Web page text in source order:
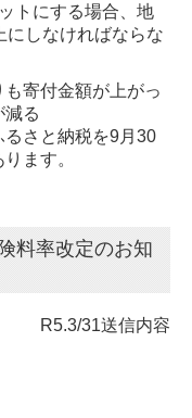
トにする場合、地
に しなければならな
寄付金額が上がっ
減る
るさと納税を9月30
ます。
料率改定のお知
R5.3/31送信内容